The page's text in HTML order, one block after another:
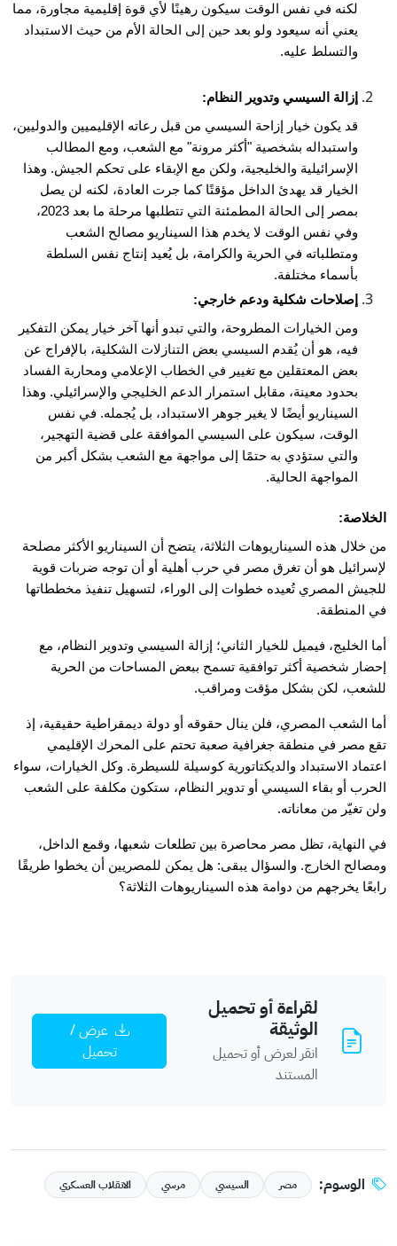
لكنه في نفس الوقت سيكون رهينًا لأي قوة إقليمية مجاورة، مما
يعني أنه سيعود ولو بعد حين إلى الحالة الأم من حيث الاستبداد
والتسلط عليه.
إزالة السيسي وتدوير النظام:
قد يكون خيار إزاحة السيسي من قبل رعاته الإقليميين والدوليين،
واستبداله بشخصية "أكثر مرونة" مع الشعب، ومع المطالب
الإسرائيلية والخليجية، ولكن مع الإبقاء على تحكم الجيش. وهذا
الخيار قد يهدئ الداخل مؤقتًا كما جرت العادة، لكنه لن يصل
بمصر إلى الحالة المطمئنة التي تتطلبها مرحلة ما بعد 2023،
وفي نفس الوقت لا يخدم هذا السيناريو مصالح الشعب
ومتطلباته في الحرية والكرامة، بل يُعيد إنتاج نفس السلطة
بأسماء مختلفة.
إصلاحات شكلية ودعم خارجي:
ومن الخيارات المطروحة، والتي تبدو أنها آخر خيار يمكن التفكير
فيه، هو أن يُقدم السيسي بعض التنازلات الشكلية، بالإفراج عن
بعض المعتقلين مع تغيير في الخطاب الإعلامي ومحاربة الفساد
بحدود معينة، مقابل استمرار الدعم الخليجي والإسرائيلي. وهذا
السيناريو أيضًا لا يغير جوهر الاستبداد، بل يُجمله. في نفس
الوقت، سيكون على السيسي الموافقة على قضية التهجير،
والتي ستؤدي به حتمًا إلى مواجهة مع الشعب بشكل أكبر من
المواجهة الحالية.
الخلاصة:
من خلال هذه السيناريوهات الثلاثة، يتضح أن السيناريو الأكثر مصلحة
لإسرائيل هو أن تغرق مصر في حرب أهلية أو أن توجه ضربات قوية
للجيش المصري تُعيده خطوات إلى الوراء، لتسهيل تنفيذ مخططاتها
في المنطقة.
أما الخليج، فيميل للخيار الثاني؛ إزالة السيسي وتدوير النظام، مع
إحضار شخصية أكثر توافقية تسمح ببعض المساحات من الحرية
للشعب، لكن بشكل مؤقت ومراقب.
أما الشعب المصري، فلن ينال حقوقه أو دولة ديمقراطية حقيقية، إذ
تقع مصر في منطقة جغرافية صعبة تحتم على المحرك الإقليمي
اعتماد الاستبداد والديكتاتورية كوسيلة للسيطرة. وكل الخيارات، سواء
الحرب أو بقاء السيسي أو تدوير النظام، ستكون مكلفة على الشعب
ولن تغيّر من معاناته.
في النهاية، تظل مصر محاصرة بين تطلعات شعبها، وقمع الداخل،
ومصالح الخارج. والسؤال يبقى: هل يمكن للمصريين أن يخطوا طريقًا
رابعًا يخرجهم من دوامة هذه السيناريوهات الثلاثة؟
لقراءة أو تحميل
الوثيقة
انقر لعرض أو تحميل
المستند
عرض /
تحميل
الوسوم: مصر السيسي مرسي الانقلاب العسكري